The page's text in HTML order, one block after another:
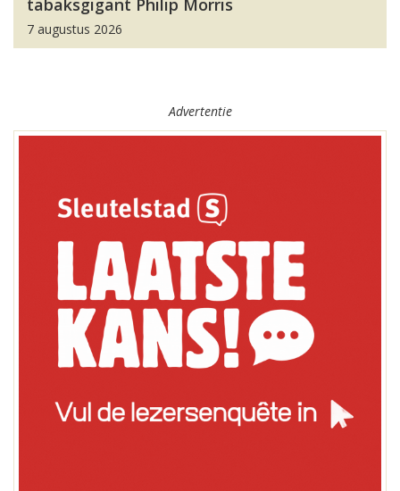
tabaksgigant Philip Morris
7 augustus 2026
Advertentie